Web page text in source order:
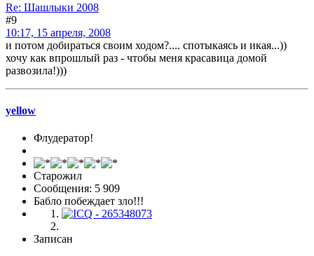
Re: Шашлыки 2008
#9
10:17, 15 апреля, 2008
и потом добираться своим ходом?.... спотыкаясь и икая...))
хочу как впрошлый раз - чтобы меня красавица домой
развозила!)))
yellow
Флудератор!
Старожил
Сообщения: 5 909
Бабло побеждает зло!!!
Записан